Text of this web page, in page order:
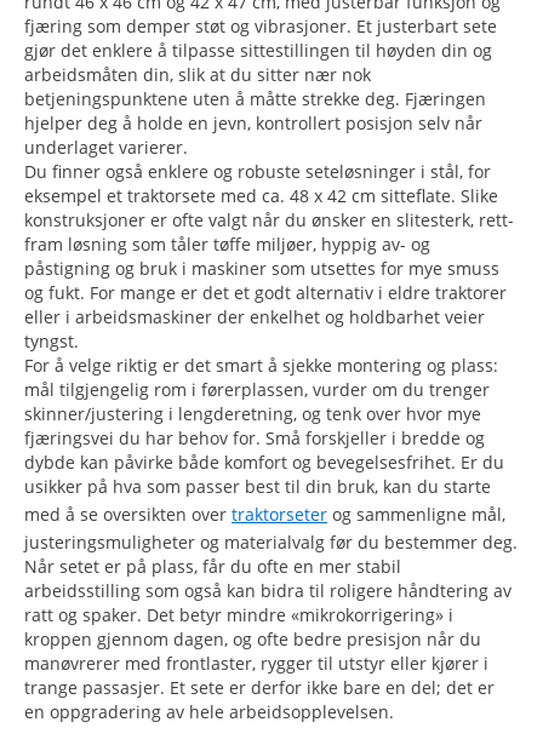
fjæring som demper støt og vibrasjoner. Et justerbart sete
gjør det enklere å tilpasse sittestillingen til høyden din og
arbeidsmåten din, slik at du sitter nær nok
betjeningspunktene uten å måtte strekke deg. Fjæringen
hjelper deg å holde en jevn, kontrollert posisjon selv når
underlaget varierer.
Du finner også enklere og robuste seteløsninger i stål, for
eksempel et traktorsete med ca. 48 x 42 cm sitteflate. Slike
konstruksjoner er ofte valgt når du ønsker en slitesterk, rett-
fram løsning som tåler tøffe miljøer, hyppig av- og
påstigning og bruk i maskiner som utsettes for mye smuss
og fukt. For mange er det et godt alternativ i eldre traktorer
eller i arbeidsmaskiner der enkelhet og holdbarhet veier
tyngst.
For å velge riktig er det smart å sjekke montering og plass:
mål tilgjengelig rom i førerplassen, vurder om du trenger
skinner/justering i lengderetning, og tenk over hvor mye
fjæringsvei du har behov for. Små forskjeller i bredde og
dybde kan påvirke både komfort og bevegelsesfrihet. Er du
usikker på hva som passer best til din bruk, kan du starte
med å se oversikten over traktorseter og sammenligne mål,
justeringsmuligheter og materialvalg før du bestemmer deg.
Når setet er på plass, får du ofte en mer stabil
arbeidsstilling som også kan bidra til roligere håndtering av
ratt og spaker. Det betyr mindre «mikrokorrigering» i
kroppen gjennom dagen, og ofte bedre presisjon når du
manøvrerer med frontlaster, rygger til utstyr eller kjører i
trange passasjer. Et sete er derfor ikke bare en del; det er
en oppgradering av hele arbeidsopplevelsen.